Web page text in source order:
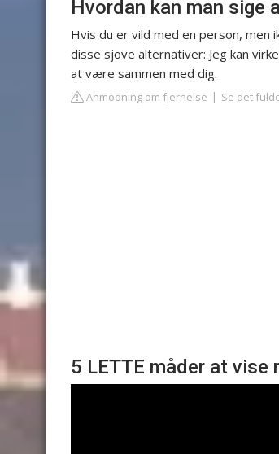
Hvordan kan man sige
Hvis du er vild med en person, men
disse sjove alternativer: Jeg kan
at være sammen med dig.
Anmodning om fjernelse Se det
5 LETTE måder at